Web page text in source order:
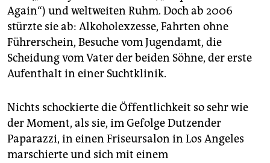
Again“) und weltweiten Ruhm. Doch ab 2006
stürzte sie ab: Alkoholexzesse, Fahrten ohne
Führerschein, Besuche vom Jugendamt, die
Scheidung vom Vater der beiden Söhne, der erste
Aufenthalt in einer Suchtklinik.
Nichts schockierte die Öffentlichkeit so sehr wie
der Moment, als sie, im Gefolge Dutzender
Paparazzi, in einen Friseursalon in Los Angeles
marschierte und sich mit einem